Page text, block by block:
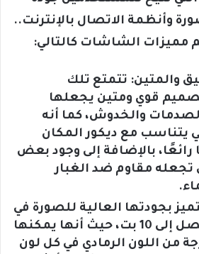
وأنظمة الاتصال بالإنترنت..
مميزات الشاشات كالتالي:
والمتين: تتمتع تلك
قوي ومتين يجعلها
والخدوش، كما أنه
يتناسب مع ديكور المكان
بالإضافة إلى وجود بعض
تجعله مقاوم ضد الغبار
بجودتها العالية للصورة في
الألوان التي تصل إلى 10 بت، حيث أنها يمكنها
1024 درجة من اللون الرمادي في كل لون